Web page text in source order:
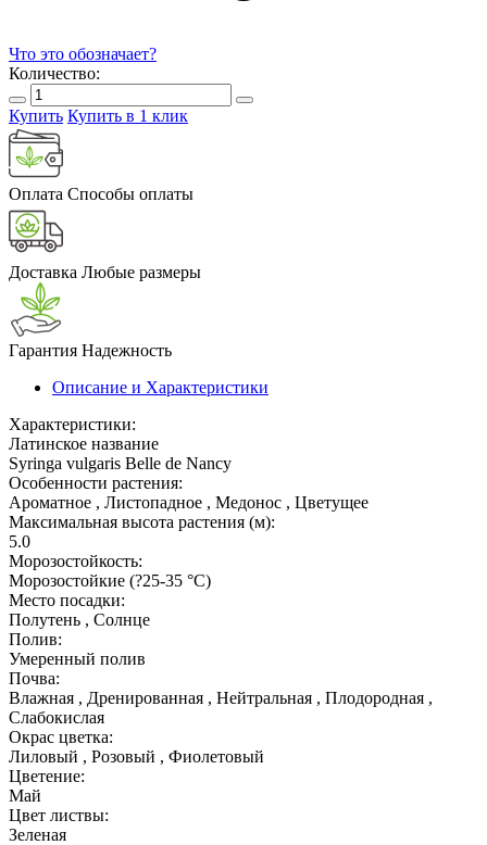
Что это обозначает?
Количество:
Купить Купить в 1 клик
Оплата Способы оплаты
Доставка Любые размеры
Гарантия Надежность
Описание и Характеристики
Характеристики:
Латинское название
Syringa vulgaris Belle de Nancy
Особенности растения:
Ароматное , Листопадное , Медонос , Цветущее
Максимальная высота растения (м):
5.0
Морозостойкость:
Морозостойкие (?25-35 °С)
Место посадки:
Полутень , Солнце
Полив:
Умеренный полив
Почва:
Влажная , Дренированная , Нейтральная , Плодородная ,
Слабокислая
Окрас цветка:
Лиловый , Розовый , Фиолетовый
Цветение:
Май
Цвет листвы:
Зеленая